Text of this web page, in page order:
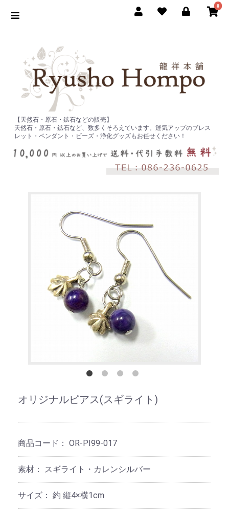
0
【天然石・原石・鉱石などの販売】
天然石・原石・鉱石など、数多くそろえています。運気アップのブレス
レット・ペンダント・ビーズ・浄化グッズもお任せください！
オリジナルピアス(スギライト)
商品コード： OR-PI99-017
素材： スギライト・カレンシルバー
サイズ： 約 縦4×横1cm